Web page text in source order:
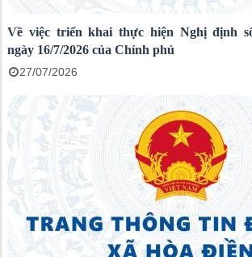
Về việc triển khai thực hiện Nghị định
ngày 16/7/2026 của Chính phủ
27/07/2026